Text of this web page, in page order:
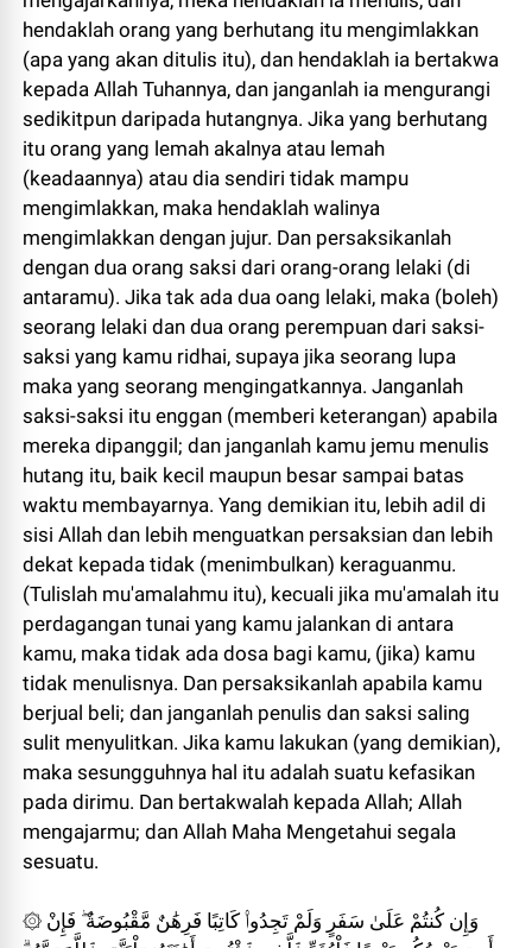
hendaklah orang yang berhutang itu mengimlakkan
(apa yang akan ditulis itu), dan hendaklah ia bertakwa
kepada Allah Tuhannya, dan janganlah ia mengurangi
sedikitpun daripada hutangnya. Jika yang berhutang
itu orang yang lemah akalnya atau lemah
(keadaannya) atau dia sendiri tidak mampu
mengimlakkan, maka hendaklah walinya
mengimlakkan dengan jujur. Dan persaksikanlah
dengan dua orang saksi dari orang-orang lelaki (di
antaramu). Jika tak ada dua oang lelaki, maka (boleh)
seorang lelaki dan dua orang perempuan dari saksi-
saksi yang kamu ridhai, supaya jika seorang lupa
maka yang seorang mengingatkannya. Janganlah
saksi-saksi itu enggan (memberi keterangan) apabila
mereka dipanggil; dan janganlah kamu jemu menulis
hutang itu, baik kecil maupun besar sampai batas
waktu membayarnya. Yang demikian itu, lebih adil di
sisi Allah dan lebih menguatkan persaksian dan lebih
dekat kepada tidak (menimbulkan) keraguanmu.
(Tulislah mu'amalahmu itu), kecuali jika mu'amalah itu
perdagangan tunai yang kamu jalankan di antara
kamu, maka tidak ada dosa bagi kamu, (jika) kamu
tidak menulisnya. Dan persaksikanlah apabila kamu
berjual beli; dan janganlah penulis dan saksi saling
sulit menyulitkan. Jika kamu lakukan (yang demikian),
maka sesungguhnya hal itu adalah suatu kefasikan
pada dirimu. Dan bertakwalah kepada Allah; Allah
mengajarmu; dan Allah Maha Mengetahui segala
sesuatu.
۞ وَإِن كُنتُمْ عَلَىٰ سَفَرٍ وَلَمْ تَجِدُوا۟ كَاتِبًا فَرِهَٰنٌ مَّقْبُوضَةٌ ۖ فَإِنْ